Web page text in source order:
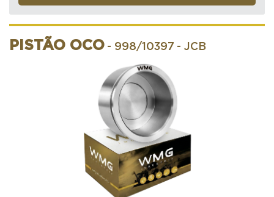
PISTÃO OCO - 998/10397 - JCB